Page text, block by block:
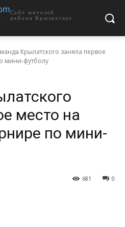
Сайт жителей
района Крылатское
Крылатского заняла первое
мини-футболу
место на
по мини-
0
681